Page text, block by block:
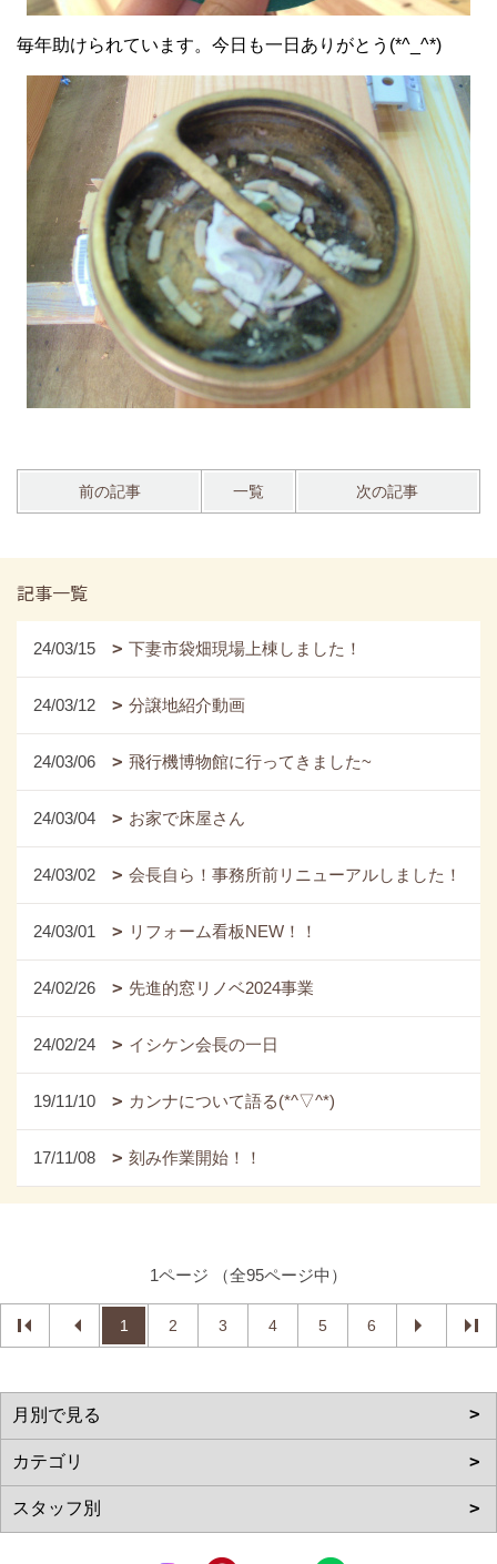
毎年助けられています。今日も一日ありがとう(*^_^*)
前の記事 一覧 次の記事
記事一覧
24/03/15 下妻市袋畑現場上棟しました！
24/03/12 分譲地紹介動画
24/03/06 飛行機博物館に行ってきました~
24/03/04 お家で床屋さん
24/03/02 会長自ら！事務所前リニューアルしました！
24/03/01 リフォーム看板NEW！！
24/02/26 先進的窓リノベ2024事業
24/02/24 イシケン会長の一日
19/11/10 カンナについて語る(*^▽^*)
17/11/08 刻み作業開始！！
1ページ （全95ページ中）
1 2 3 4 5 6